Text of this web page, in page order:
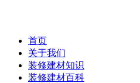
首页
关于我们
装修建材知识
装修建材百科